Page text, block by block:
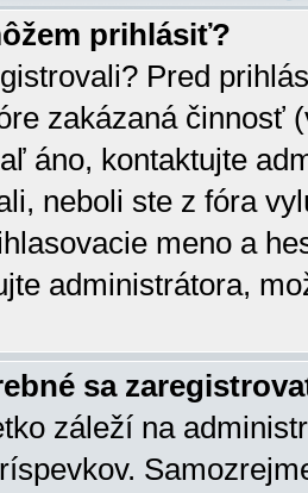
prihlásiť?
Pred
zakázaná činnosť
áno, kontaktujte
neboli ste z fóra
meno a
administrátora,
sa
záleží na